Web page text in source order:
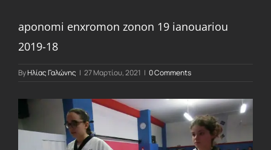
aponomi enxromon zonon 19 ianouariou
2019-18
ByΗλίας Γαλώνης | 27 Μαρτίου, 2021 | 0 Comments